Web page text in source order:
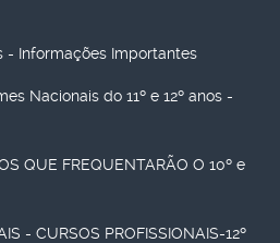
- Informações Importantes
Nacionais do 11º e 12º anos -
QUE FREQUENTARÃO O 10º e
- CURSOS PROFISSIONAIS-12º